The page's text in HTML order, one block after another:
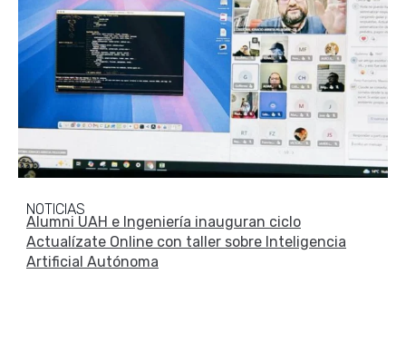
NOTICIAS
Alumni UAH e Ingeniería inauguran ciclo
Actualízate Online con taller sobre Inteligencia
Artificial Autónoma